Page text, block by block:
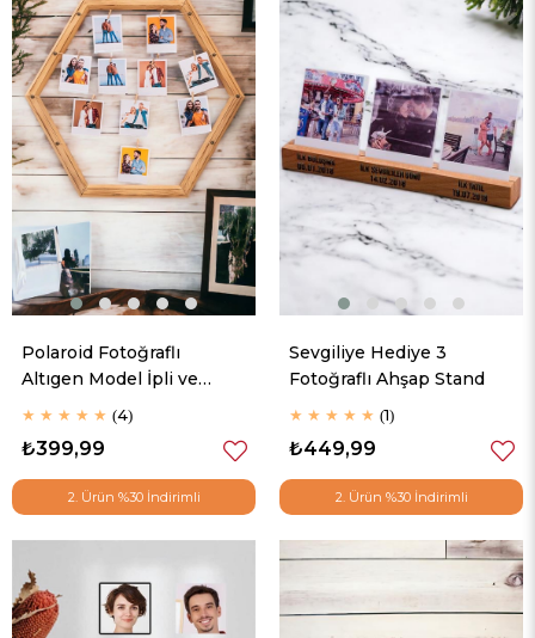
Polaroid Fotoğraflı
Altıgen Model İpli ve
Mandallı Ahşap Duvar Anı
★ ★ ★ ★ ★ 4
₺399,99
2. Ürün %30 İndirimli
Sevgiliye Hediye 3
Fotoğraflı Ahşap Stand
★ ★ ★ ★ ★ 1
₺449,99
2. Ürün %30 İndirimli